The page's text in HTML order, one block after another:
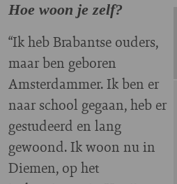
Hoe woon je zelf?
“Ik heb Brabantse ouders,
maar ben geboren
Amsterdammer. Ik ben er
naar school gegaan, heb er
gestudeerd en lang
gewoond. Ik woon nu in
Diemen, op het